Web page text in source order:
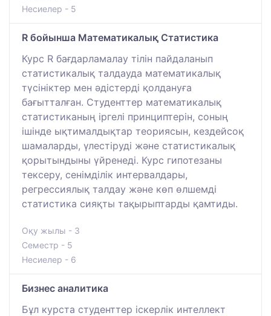
Несиелер - 5
R бойынша Математикалық Статистика
Курс R бағдарламалау тілін пайдаланып
статистикалық талдауда математикалық
түсініктер мен әдістерді қолдануға
бағытталған. Студенттер математикалық
статистиканың іргелі принциптерін, соның
ішінде ықтималдықтар теориясын, кездейсоқ
шамаларды, үлестіруді және статистикалық
қорытындыны үйренеді. Курс гипотезаны
тексеру, сенімділік интервалдары,
регрессиялық талдау және көп өлшемді
статистика сияқты тақырыптарды қамтиды.
Оқу жылы - 3
Семестр - 5
Несиелер - 6
Бизнес аналитика
Бұл курста студенттер іскерлік интеллект